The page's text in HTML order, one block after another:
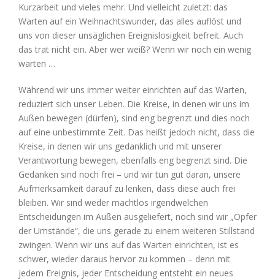
Kurzarbeit und vieles mehr. Und vielleicht zuletzt: das
Warten auf ein Weihnachtswunder, das alles auflöst und
uns von dieser unsäglichen Ereignislosigkeit befreit. Auch
das trat nicht ein. Aber wer weiß? Wenn wir noch ein wenig
warten …
Während wir uns immer weiter einrichten auf das Warten,
reduziert sich unser Leben. Die Kreise, in denen wir uns im
Außen bewegen (dürfen), sind eng begrenzt und dies noch
auf eine unbestimmte Zeit. Das heißt jedoch nicht, dass die
Kreise, in denen wir uns gedanklich und mit unserer
Verantwortung bewegen, ebenfalls eng begrenzt sind. Die
Gedanken sind noch frei – und wir tun gut daran, unsere
Aufmerksamkeit darauf zu lenken, dass diese auch frei
bleiben. Wir sind weder machtlos irgendwelchen
Entscheidungen im Außen ausgeliefert, noch sind wir „Opfer
der Umstände“, die uns gerade zu einem weiteren Stillstand
zwingen. Wenn wir uns auf das Warten einrichten, ist es
schwer, wieder daraus hervor zu kommen – denn mit
jedem Ereignis, jeder Entscheidung entsteht ein neues